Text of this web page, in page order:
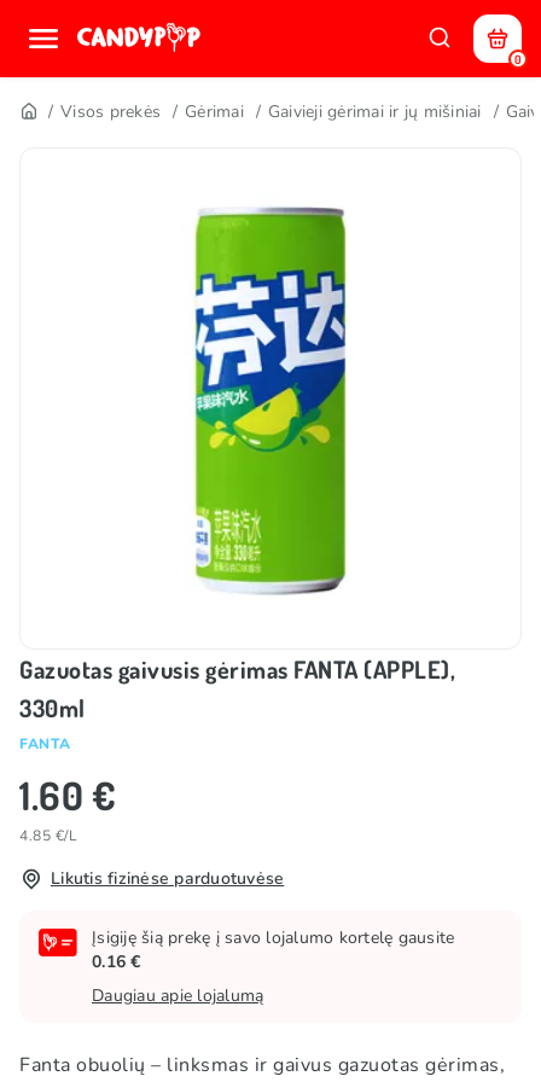
0
Visos prekės Gėrimai Gaivieji gėrimai ir jų mišiniai
Gazuotas gaivusis gėrimas FANTA (APPLE),
330ml
FANTA
1.60 €
4.85 €/L
Likutis fizinėse parduotuvėse
Įsigiję šią prekę į savo lojalumo kortelę gausite
0.16 €
Daugiau apie lojalumą
Fanta obuolių – linksmas ir gaivus gazuotas gėrimas,